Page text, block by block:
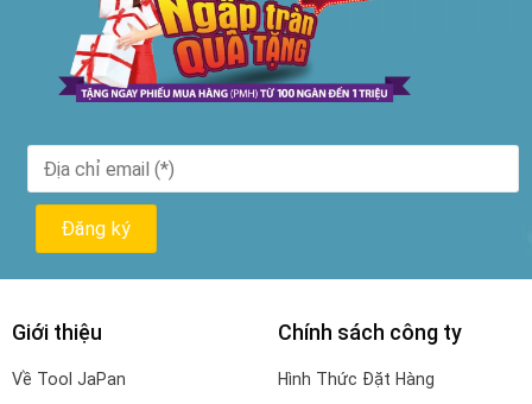
Giới thiệu
Về Tool JaPan
Chính sách công ty
Hình Thức Đặt Hàng